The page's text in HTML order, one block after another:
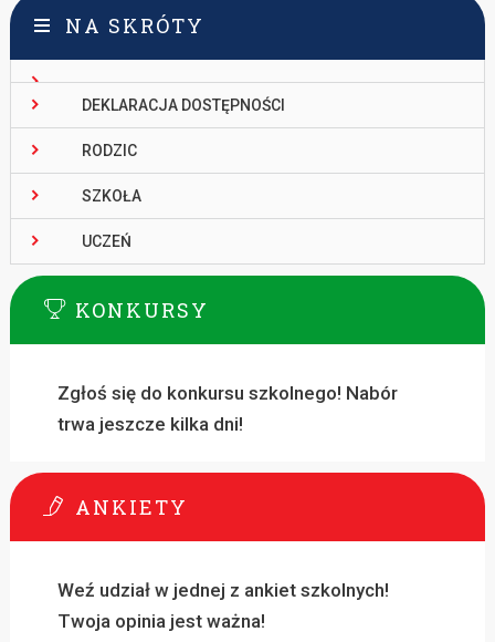
NA SKRÓTY
DEKLARACJA DOSTĘPNOŚCI
RODZIC
SZKOŁA
UCZEŃ
KONKURSY
Zgłoś się do konkursu szkolnego! Nabór
trwa jeszcze kilka dni!
ANKIETY
Weź udział w jednej z ankiet szkolnych!
Twoja opinia jest ważna!